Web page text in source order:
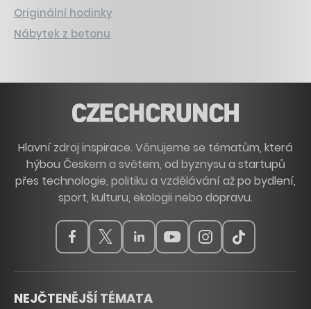
Originální hodinky
Nábytek z betonu
Hlavní zdroj inspirace. Věnujeme se tématům, která
hýbou Českem a světem, od byznysu a startupů
přes technologie, politiku a vzdělávání až po bydlení,
sport, kulturu, ekologii nebo dopravu.
NEJČTENĚJŠÍ TÉMATA